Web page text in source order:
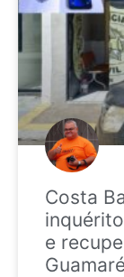
Costa
e
Guamaré